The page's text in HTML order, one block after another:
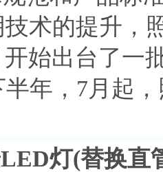
术的提升，
开始出台了一
年，7月起
灯(替换直